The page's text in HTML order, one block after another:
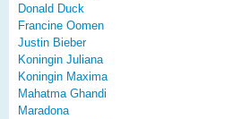
Donald Duck
Francine Oomen
Justin Bieber
Koningin Juliana
Koningin Maxima
Mahatma Ghandi
Maradona